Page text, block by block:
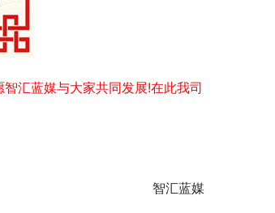
汇蓝媒与大家共同发展!在此我司
	　　智汇蓝媒